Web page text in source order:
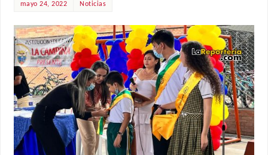
mayo 24, 2022 Noticias